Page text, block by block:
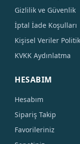
Gizlilik ve Güvenlik
İptal İade Koşulları
Kişisel Veriler
KVKK Aydınlatma
HESABIM
Hesabım
Sipariş Takip
Favorileriniz